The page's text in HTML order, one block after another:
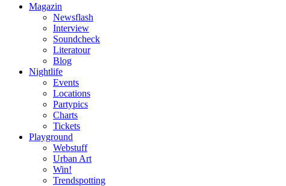
Magazin
Newsflash
Interview
Soundcheck
Literatour
Blog
Nightlife
Events
Locations
Partypics
Charts
Tickets
Playground
Webstuff
Urban Art
Win!
Trendspotting